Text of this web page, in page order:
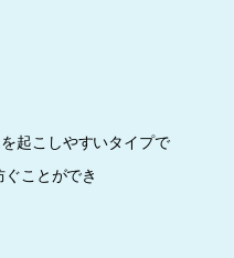
起こしやすいタイプで
ぐことができ